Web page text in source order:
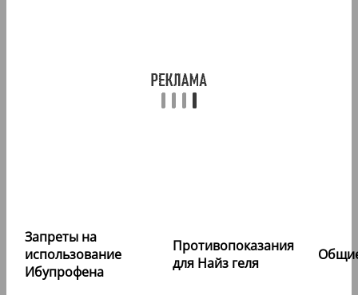
Запреты на
использование
Ибупрофена
Противопоказания
для Найз геля